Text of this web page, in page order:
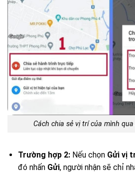
Cách chia sẻ vị trí của mình
Trường hợp 2:Nếu chọn Gửi vị
đó nhấn Gửi, người nhận sẽ chỉ